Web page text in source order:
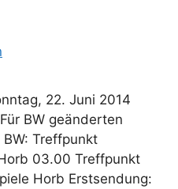
22. Juni 2014
BW geänderten
Treffpunkt
03.00 Treffpunkt
Horb Erstsendung: